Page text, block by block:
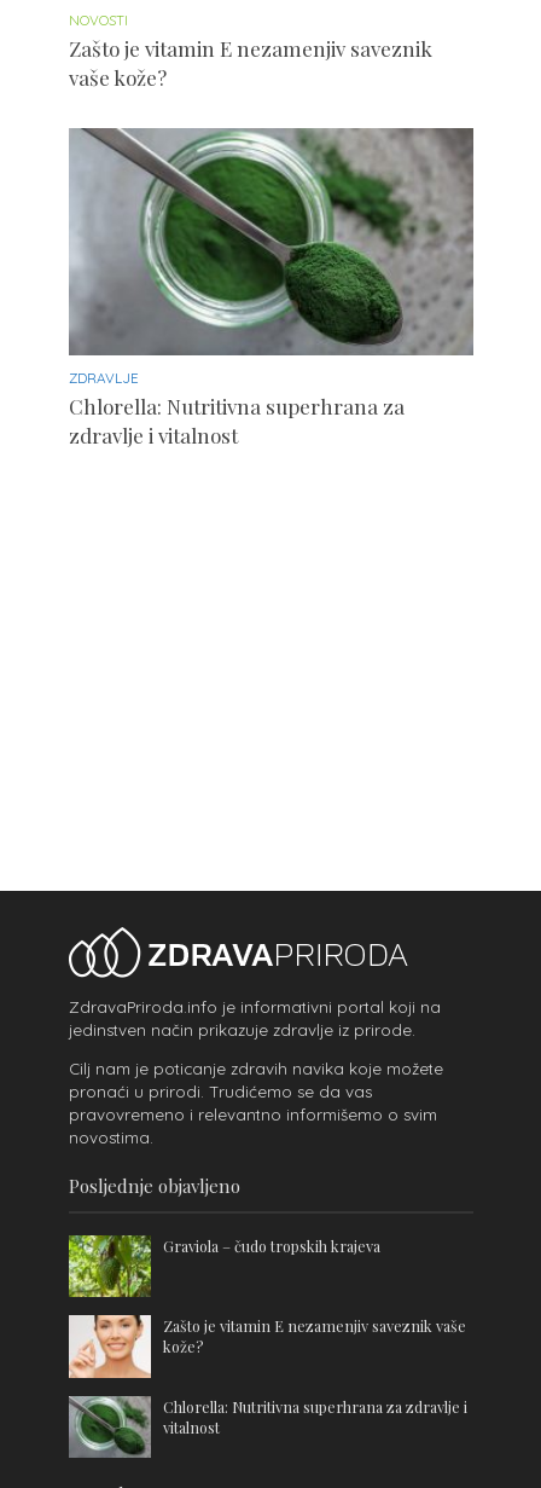
NOVOSTI
Zašto je vitamin E nezamenjiv saveznik
vaše kože?
ZDRAVLJE
Chlorella: Nutritivna superhrana za
zdravlje i vitalnost
ZdravaPriroda.info je informativni portal koji na
jedinstven način prikazuje zdravlje iz prirode.
Cilj nam je poticanje zdravih navika koje možete
pronaći u prirodi. Trudićemo se da vas
pravovremeno i relevantno informišemo o svim
novostima.
Posljednje objavljeno
Graviola – čudo tropskih krajeva
Zašto je vitamin E nezamenjiv saveznik vaše
kože?
Chlorella: Nutritivna superhrana za zdravlje i
vitalnost